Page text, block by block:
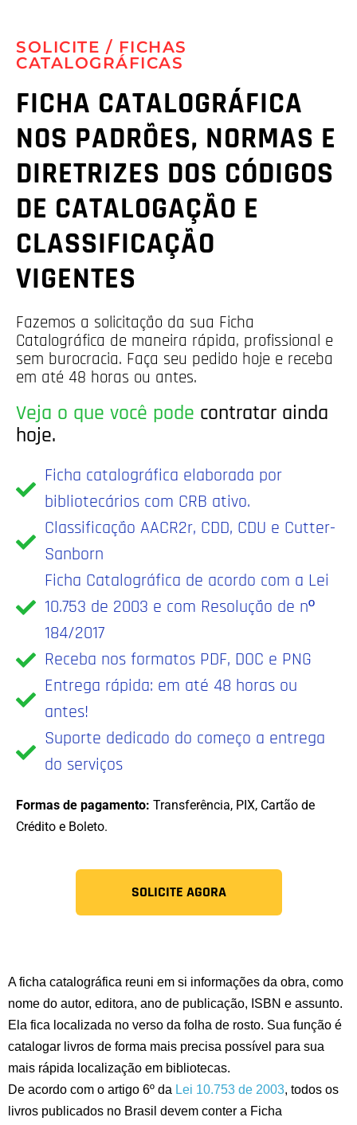
SOLICITE / FICHAS
CATALOGRÁFICAS
FICHA CATALOGRÁFICA
NOS PADRÕES, NORMAS E
DIRETRIZES DOS CÓDIGOS
DE CATALOGAÇÃO E
CLASSIFICAÇÃO
VIGENTES
Fazemos a solicitação da sua Ficha
Catalográfica de maneira rápida, profissional e
sem burocracia. Faça seu pedido hoje e receba
em até 48 horas ou antes.
Veja o que você pode contratar ainda
hoje.
Ficha catalográfica elaborada por
bibliotecários com CRB ativo.
Classificação AACR2r, CDD, CDU e Cutter-
Sanborn
Ficha Catalográfica de acordo com a Lei
10.753 de 2003 e com Resolução de nº
184/2017
Receba nos formatos PDF, DOC e PNG​
Entrega rápida: em até 48 horas ou
antes!
Suporte dedicado do começo a entrega
do serviços​
Formas de pagamento: Transferência, PIX, Cartão de
Crédito e Boleto.
SOLICITE AGORA
A ficha catalográfica reuni em si informações da obra, como
nome do autor, editora, ano de publicação, ISBN e assunto.
Ela fica localizada no verso da folha de rosto. Sua função é
catalogar livros de forma mais precisa possível para sua
mais rápida localização em bibliotecas.
De acordo com o artigo 6º da Lei 10.753 de 2003, todos os
livros publicados no Brasil devem conter a Ficha